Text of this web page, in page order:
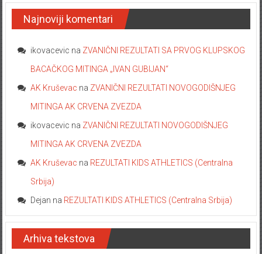
Najnoviji komentari
ikovacevic na ZVANIČNI REZULTATI SA PRVOG KLUPSKOG
BACAČKOG MITINGA „IVAN GUBIJAN“
AK Kruševac na ZVANIČNI REZULTATI NOVOGODIŠNJEG
MITINGA AK CRVENA ZVEZDA
ikovacevic na ZVANIČNI REZULTATI NOVOGODIŠNJEG
MITINGA AK CRVENA ZVEZDA
AK Kruševac na REZULTATI KIDS ATHLETICS (Centralna
Srbija)
Dejan na REZULTATI KIDS ATHLETICS (Centralna Srbija)
Arhiva tekstova